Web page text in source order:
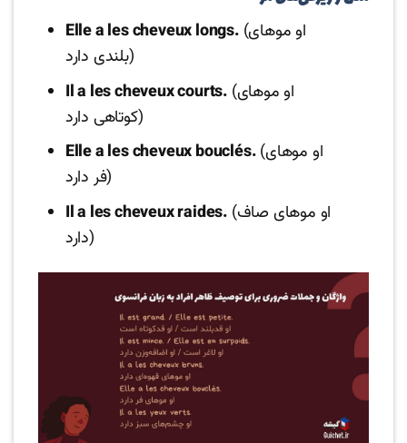
Elle a les cheveux longs.(او موهای
بلندی دارد)
Il a les cheveux courts. (او موهای
کوتاهی دارد)
Elle a les cheveux bouclés.(او موهای
فر دارد)
Il a les cheveux raides. (او موهای صاف
دارد)